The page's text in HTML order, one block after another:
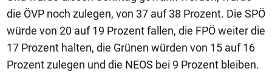
die ÖVP noch zulegen, von 37 auf 38 Prozent. Die SPÖ
würde von 20 auf 19 Prozent fallen, die FPÖ weiter die
17 Prozent halten, die Grünen würden von 15 auf 16
Prozent zulegen und die NEOS bei 9 Prozent bleiben.